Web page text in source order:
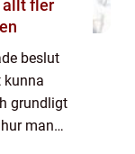
beslut
kunna
grundligt
man